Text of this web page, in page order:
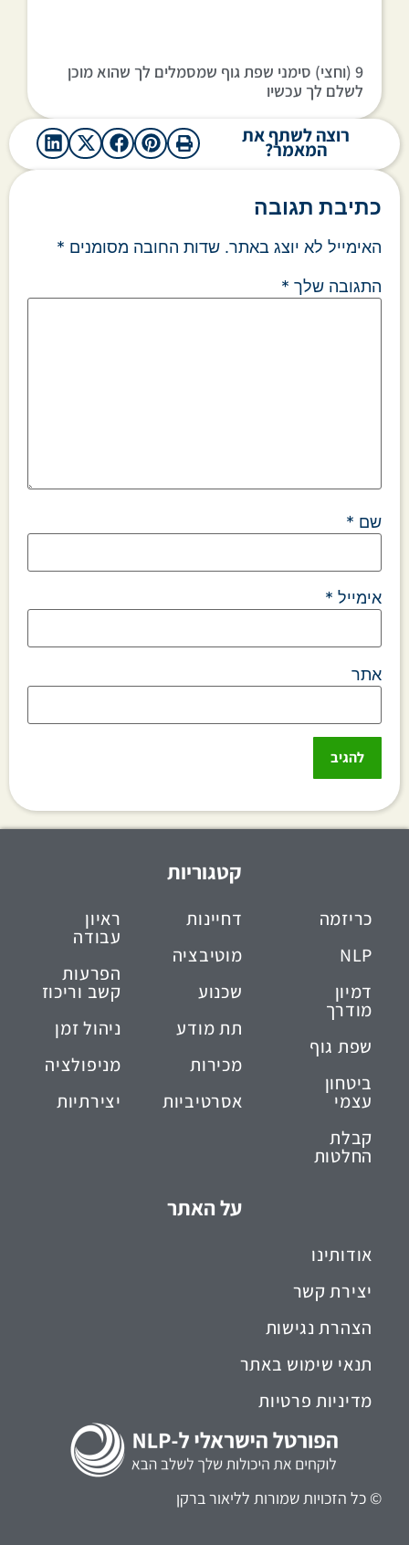
9 (וחצי) סימני שפת גוף שמסמלים לך שהוא מוכן
לשלם לך עכשיו
רוצה לשתף את
המאמר?
כתיבת תגובה
האימייל לא יוצג באתר. שדות החובה מסומנים *
התגובה שלך *
שם *
אימייל *
אתר
קטגוריות
כריזמה
NLP
דמיון
מודרך
שפת גוף
ביטחון
עצמי
קבלת
החלטות
דחיינות
מוטיבציה
שכנוע
תת מודע
מכירות
אסרטיביות
ראיון
עבודה
הפרעות
קשב וריכוז
ניהול זמן
מניפולציה
יצירתיות
על האתר
אודותינו
יצירת קשר
הצהרת נגישות
תנאי שימוש באתר
מדיניות פרטיות
© כל הזכויות שמורות לליאור ברקן